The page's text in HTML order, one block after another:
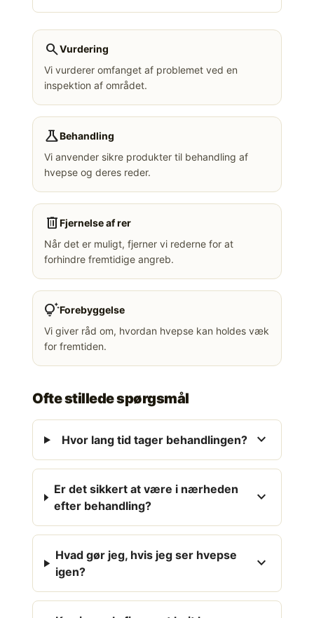
searchVurdering
Vi vurderer omfanget af problemet ved en
inspektion af området.
scienceBehandling
Vi anvender sikre produkter til behandling af
hvepse og deres reder.
deleteFjernelse af rer
Når det er muligt, fjerner vi rederne for at
forhindre fremtidige angreb.
tips_and_updatesForebyggelse
Vi giver råd om, hvordan hvepse kan holdes væk
for fremtiden.
Ofte stillede spørgsmål
Hvor lang tid tager behandlingen? expand_more
Er det sikkert at være i nærheden
efter behandling?
expand_more
Hvad gør jeg, hvis jeg ser hvepse
igen?
expand_more